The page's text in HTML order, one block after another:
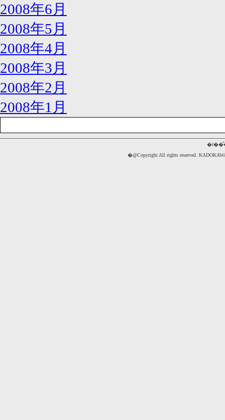
2008年6月
2008年5月
2008年4月
2008年3月
2008年2月
2008年1月
�@Copyright All rights reserved.